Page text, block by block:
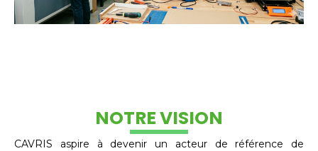
NOTRE VISION
CAVRIS aspire à devenir un acteur de référence de